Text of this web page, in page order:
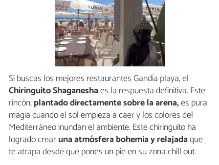
Si buscas los mejores restaurantes Gandía playa, el
Chiringuito Shaganeshaes la respuesta definitiva. Este
rincón,plantado directamente sobre la arena,es pura
magia cuando el sol empieza a caer y los colores del
Mediterráneo inundan el ambiente. Este chiringuito ha
logrado crearuna atmósfera bohemia y relajadaque
te atrapa desde que pones un pie en su zona chill out.